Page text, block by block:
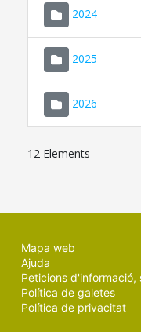
2024
2025
2026
12 Elements
Mapa web
Ajuda
Peticions
Política de galetes
Política de privacitat